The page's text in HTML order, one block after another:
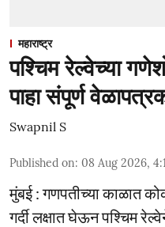
महाराष्ट्र
पश्चिम रेल्वेच्या
पाहा संपूर्ण
Swapnil S
Published on: 08 Aug 2026,
मुंबई : गणपतीच्या काळात
गर्दी लक्षात घेऊन पश्चिम